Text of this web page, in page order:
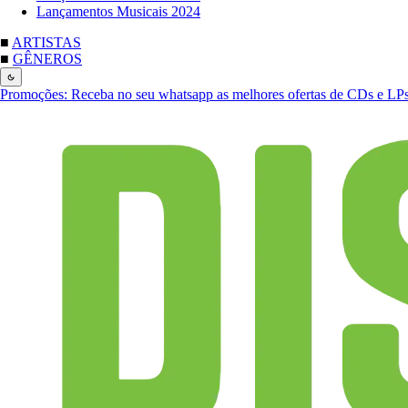
Lançamentos Musicais 2024
■ ARTISTAS
■ GÊNEROS
Promoções: Receba no seu whatsapp as melhores ofertas de CDs e